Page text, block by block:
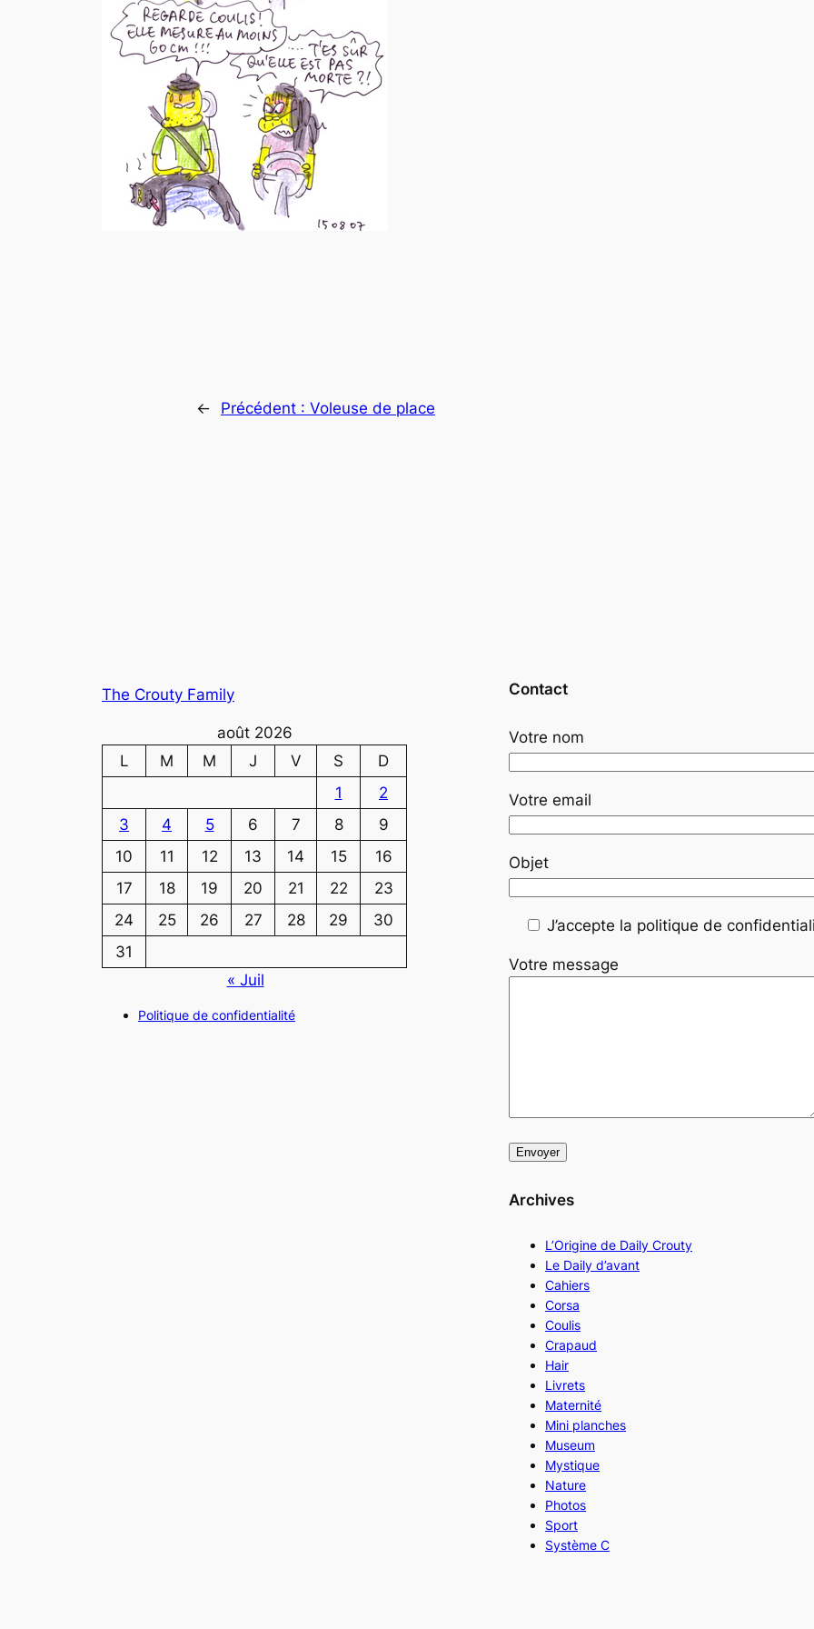
← Précédent : Voleuse de place
The Crouty Family
août 2026
L
M M J V S
D
1
2
3
4 5 6 7 8
9
10
11 12 13 14 15
16
17
18 19 20 21 22
23
24
25 26 27 28 29
30
31
« Juil
Politique de confidentialité
Contact
Votre nom
Votre email
Objet
J’accepte la politique de
Votre message
Archives
L’Origine de Daily Crouty
Le Daily d’avant
Cahiers
Corsa
Coulis
Crapaud
Hair
Livrets
Maternité
Mini planches
Museum
Mystique
Nature
Photos
Sport
Système C